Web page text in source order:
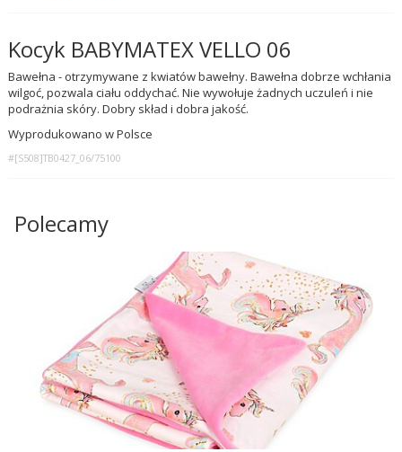
Kocyk BABYMATEX VELLO 06
Bawełna - otrzymywane z kwiatów bawełny. Bawełna dobrze wchłania
wilgoć, pozwala ciału oddychać. Nie wywołuje żadnych uczuleń i nie
podrażnia skóry. Dobry skład i dobra jakość.
Wyprodukowano w Polsce
#[S508]TB0427_06/75100
Polecamy